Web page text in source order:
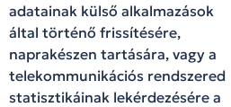
adatainak külső alkalmazások
által történő frissítésére,
naprakészen tartására, vagy a
telekommunikációs rendszered
statisztikáinak lekérdezésére a